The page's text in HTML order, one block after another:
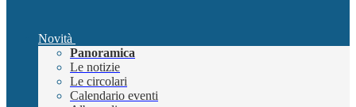
Novità
Panoramica
Le notizie
Le circolari
Calendario eventi